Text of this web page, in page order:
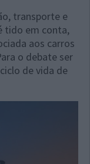
transporte e
tido em conta,
aos carros
o debate ser
de vida de